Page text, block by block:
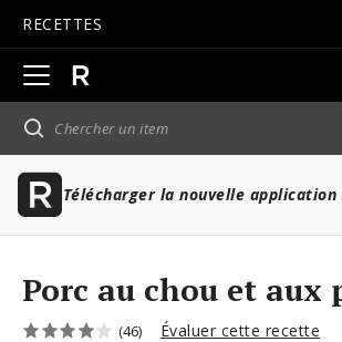
RECETTES
Ouvrir
la
navigation
principale
Télécharger la nouvelle application
Porc au chou et aux
(46) Évaluer cette recette